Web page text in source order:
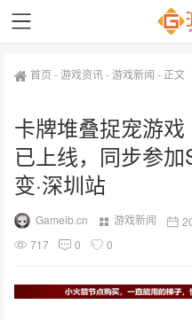
首页 -游戏资讯-游戏新闻 - 正文
卡牌堆叠捉宠游
已上线，同步参
变·深圳站
Gameib.cn 游戏新闻
717
0 0